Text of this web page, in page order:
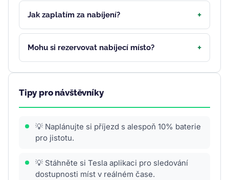
Jak zaplatím za nabíjení?
Mohu si rezervovat nabíjecí místo?
Tipy pro návštěvníky
💡 Naplánujte si příjezd s alespoň 10% baterie
pro jistotu.
💡 Stáhněte si Tesla aplikaci pro sledování
dostupnosti míst v reálném čase.